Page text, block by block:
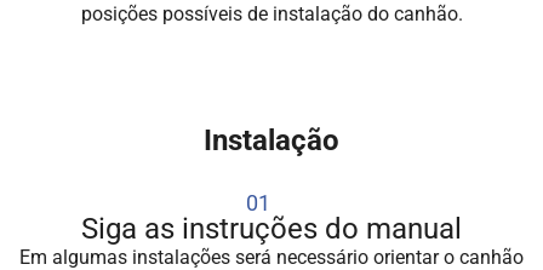
posições possíveis de instalação do canhão.
Instalação
01
Siga as instruções do manual
Em algumas instalações será necessário orientar o canhão